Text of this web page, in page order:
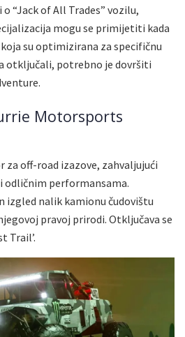
“Jack of All Trades” vozilu,
mogu se primijetiti kada
su optimizirana za specifičnu
otključali, potrebno je dovršiti
Motorsports
za off-road izazove, zahvaljujući
odličnim performansama.
izgled nalik kamionu čudovištu
pravoj prirodi. Otključava se
Trail’.